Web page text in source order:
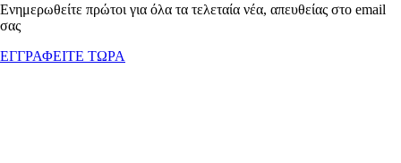
Ενημερωθείτε πρώτοι για όλα τα τελεταία νέα, απευθείας στο email
σας
ΕΓΓΡΑΦΕΙΤΕ ΤΩΡΑ